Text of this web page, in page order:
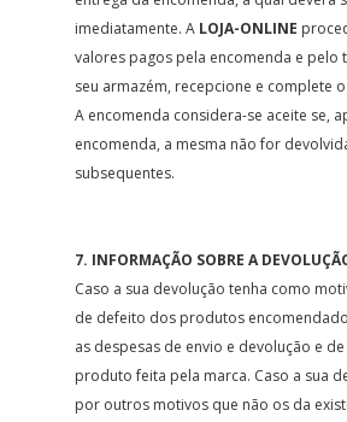
imediatamente. A LOJA-ONLINE
valores pagos pela encomenda e pelo
seu armazém, recepcione e complete
A encomenda considera-se aceite se,
encomenda, a mesma não for
subsequentes.
7. INFORMAÇÃO SOBRE A
Caso a sua devolução tenha como
de defeito dos produtos
as despesas de envio e devolução e
produto feita pela marca. Caso a sua
por outros motivos que não os da